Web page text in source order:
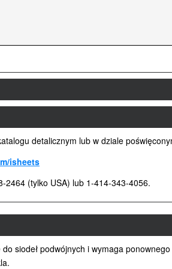
detalicznym lub w dziale
isheets
2464 (tylko USA) lub 1-414-343-4056.
siodeł podwójnych i wymaga